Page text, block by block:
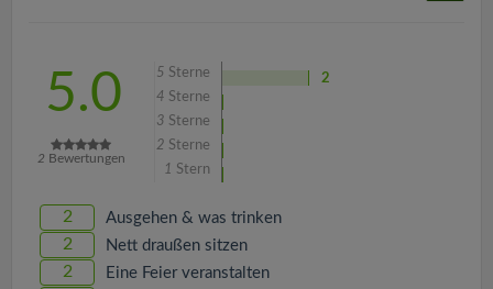
5.0
2 Bewertungen
5 Sterne
2
4 Sterne
3 Sterne
2 Sterne
1 Stern
2 Ausgehen & was trinken
2 Nett draußen sitzen
2 Eine Feier veranstalten